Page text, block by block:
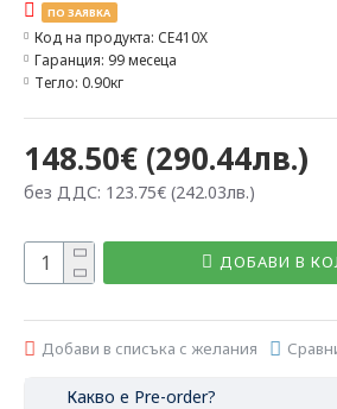
148.50€ (290.44лв.)
без ДДС: 123.75€ (242.03лв.)
ПО ЗАЯВКА
Код на продукта: CE410X
Гаранция: 99 месеца
Тегло: 0.90кг
ДОБАВИ В
Добави в списъка с желания
Какво е Pre-order?